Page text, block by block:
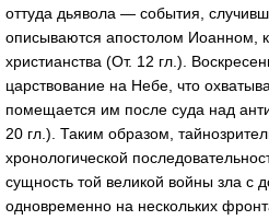
оттуда дьявола — события,
описываются апостолом Иоанном,
христианства (От. 12 гл.).
царствование на Небе, что
помещается им после суда над
20 гл.). Таким образом,
хронологической
сущность той великой войны зла с
одновременно на нескольких